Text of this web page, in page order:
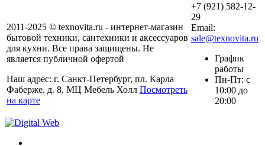
2011-2025 © texnovita.ru - интернет-магазин
бытовой техники, сантехники и аксессуаров
для кухни. Все права защищены. Не
является публичной офертой
Наш адрес: г. Санкт-Петербург, пл. Карла
Фаберже. д. 8, МЦ Мебель Холл Посмотреть
на карте
+7 (921) 582-12-
29
Email:
sale@texnovita.ru
График
работы
Пн-Пт: с
10:00 до
20:00